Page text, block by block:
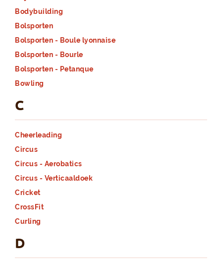
Bodybuilding
Bolsporten
Bolsporten - Boule lyonnaise
Bolsporten - Bourle
Bolsporten - Petanque
Bowling
C
Cheerleading
Circus
Circus - Aerobatics
Circus - Verticaaldoek
Cricket
CrossFit
Curling
D